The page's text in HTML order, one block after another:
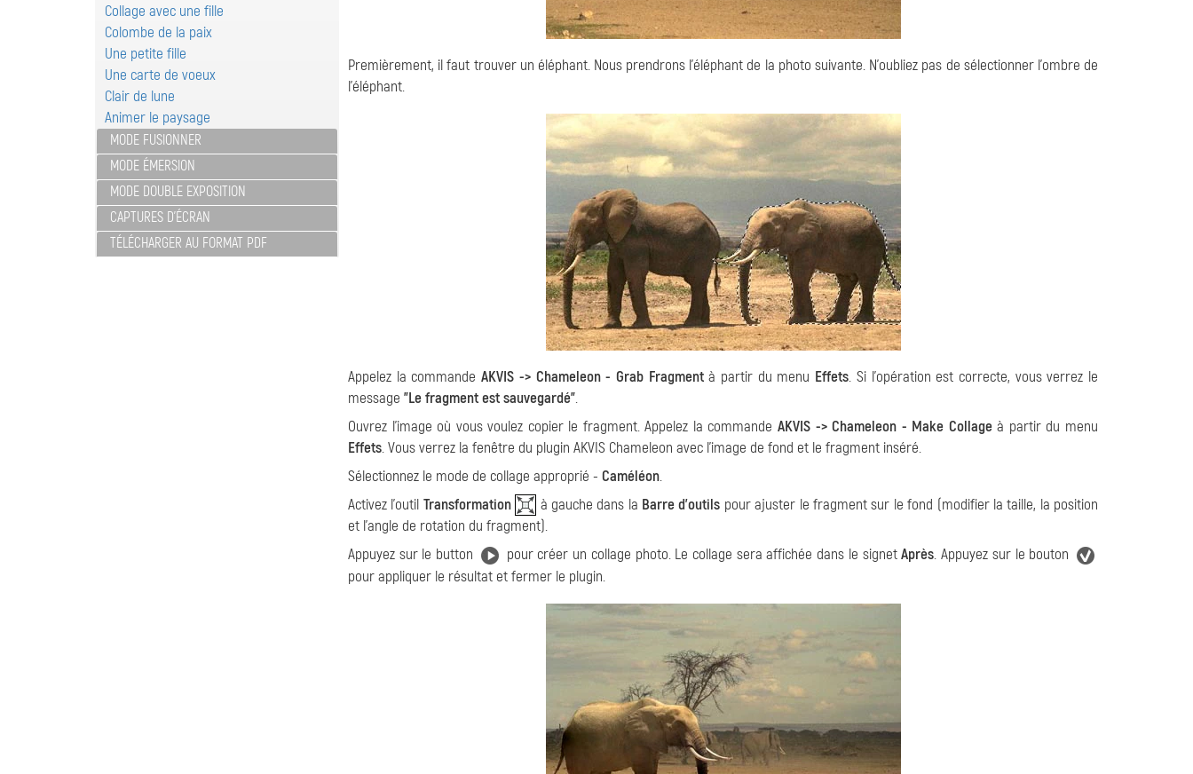
Collage avec une fille
Colombe de la paix
Une petite fille
Une carte de voeux
Clair de lune
Animer le paysage
MODE FUSIONNER
MODE ÉMERSION
MODE DOUBLE EXPOSITION
CAPTURES D'ÉCRAN
TÉLÉCHARGER AU FORMAT PDF
Premièrement, il faut trouver un éléphant. Nous prendrons l'éléphant de la photo suivante. N'oubliez pas de sélectionner l'ombre de
l'éléphant.
Appelez la commandeAKVIS -> Chameleon - Grab Fragmentà partir du menu Effets. Si l'opération est correcte, vous verrez le
message "Le fragment est sauvegardé".
Ouvrez l'image où vous voulez copier le fragment. Appelez la commandeAKVIS -> Chameleon - Make Collageà partir du menu
Effets. Vous verrez la fenêtre du plugin AKVIS Chameleon avec l'image de fond et le fragment inséré.
Sélectionnez le mode de collage approprié - Caméléon.
Activez l'outil Transformation à gauche dans la Barre d'outils pour ajuster le fragment sur le fond (modifier la taille, la position
et l'angle de rotation du fragment).
Appuyez sur le button
pour créer un collage photo. Le collage sera affichée dans le signetAprès. Appuyez sur le bouton
pour appliquer le résultat et fermer le plugin.